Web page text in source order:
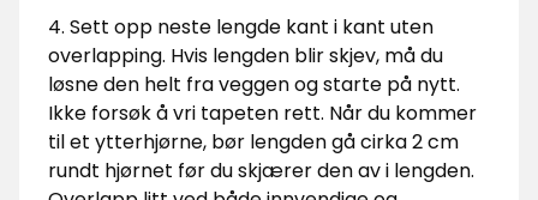
4. Sett opp neste lengde kant i kant uten
overlapping. Hvis lengden blir skjev, må du
løsne den helt fra veggen og starte på nytt.
Ikke forsøk å vri tapeten rett. Når du kommer
til et ytterhjørne, bør lengden gå cirka 2 cm
rundt hjørnet før du skjærer den av i lengden.